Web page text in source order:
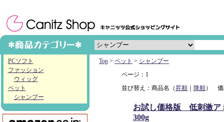
PCソフト
ファッション
ウィッグ
ペット
シャンプー
Top > ペット > シャンプー
ページ：1
並び替え：商品名（昇順 降順） 価
お試し価格版 低刺激ア
300g